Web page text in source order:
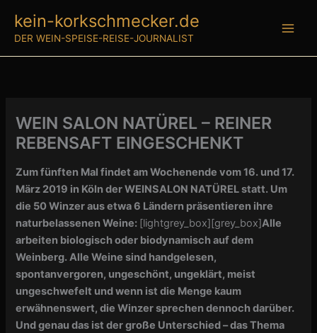
Inhalt
springen
kein-korkschmecker.de
DER WEIN-SPEISE-REISE-JOURNALIST
WEIN SALON NATÜREL – REINER
REBENSAFT EINGESCHENKT
Zum fünften Mal findet am Wochenende vom 16. und 17.
März 2019 in Köln der WEINSALON NATÜREL statt. Um
die 50 Winzer aus etwa 6 Ländern präsentieren ihre
naturbelassenen Weine: [lightgrey_box][grey_box]Alle
arbeiten biologisch oder biodynamisch auf dem
Weinberg. Alle Weine sind handgelesen,
spontanvergoren, ungeschönt, ungeklärt, meist
ungeschwefelt und wenn ist die Menge kaum
erwähnenswert, die Winzer sprechen dennoch darüber.
Und genau das ist der große Unterschied – das Thema